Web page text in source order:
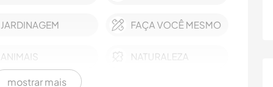
JARDINAGEM FAÇA VOCÊ MESMO
ANIMAIS NATURALEZA
mostrar mais